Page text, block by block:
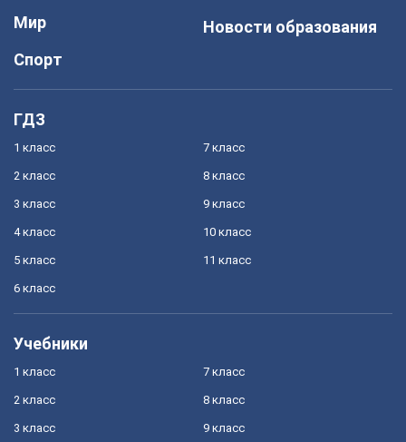
Мир
Спорт
Новости образования
ГДЗ
1 класс
2 класс
3 класс
4 класс
5 класс
6 класс
7 класс
8 класс
9 класс
10 класс
11 класс
Учебники
1 класс
2 класс
3 класс
7 класс
8 класс
9 класс